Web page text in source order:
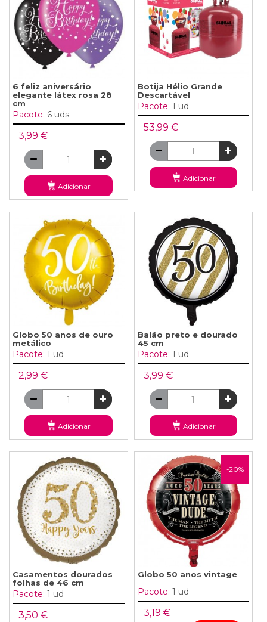
6 feliz aniversário
elegante látex rosa 28
cm
Pacote: 6 uds
3,99 €
Adicionar
Botija Hélio Grande
Descartável
Pacote: 1 ud
53,99 €
Adicionar
Globo 50 anos de ouro
metálico
Pacote: 1 ud
2,99 €
Adicionar
Balão preto e dourado
45 cm
Pacote: 1 ud
3,99 €
Adicionar
Casamentos dourados
folhas de 46 cm
Pacote: 1 ud
3,50 €
-20%
Globo 50 anos vintage
Pacote: 1 ud
3,19 €